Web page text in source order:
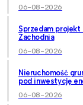
06-08-2026
Sprzedam
Zachodnia
06-08-2026
Nieruchomość
pod inwestycję
06-08-2026